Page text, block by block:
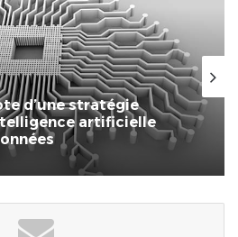
d’une stratégie
artificielle